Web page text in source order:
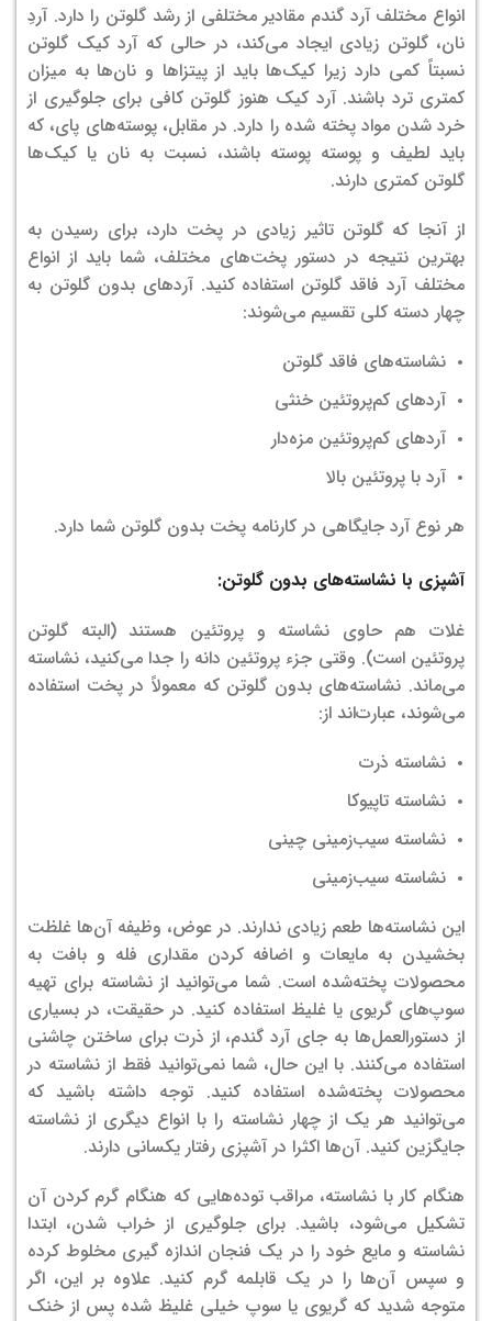
انواع مختلف آرد گندم مقادیر مختلفی از رشد گلوتن را دارد. آردِ
نان، گلوتن زیادی ایجاد می‌کند، در حالی که آرد کیک گلوتن
نسبتاً کمی دارد زیرا کیک‌ها باید از پیتزاها و نان‌ها به میزان
کمتری ترد باشند. آرد کیک هنوز گلوتن کافی برای جلوگیری از
خرد شدن مواد پخته شده را دارد. در مقابل، پوسته‌های پای، که
باید لطیف و پوسته پوسته باشند، نسبت به نان یا کیک‌ها
گلوتن کمتری دارند.
از آنجا که گلوتن تاثیر زیادی در پخت دارد، برای رسیدن به
بهترین نتیجه در دستور پخت‌های مختلف، شما باید از انواع
مختلف آرد فاقد گلوتن استفاده کنید. آردهای بدون گلوتن به
چهار دسته کلی تقسیم می‌شوند:
نشاسته‌های فاقد گلوتن
آردهای کم‌پروتئین خنثی
آردهای کم‌پروتئین مزه‌دار
آرد با پروتئین بالا
هر نوع آرد جایگاهی در کارنامه پخت بدون گلوتن شما دارد.
آشپزی با نشاسته‌های بدون گلوتن:
غلات هم حاوی نشاسته و پروتئین هستند (البته گلوتن
پروتئین است). وقتی جزء پروتئین دانه را جدا می‌کنید، نشاسته
می‌ماند. نشاسته‌های بدون گلوتن که معمولاً در پخت استفاده
می‌شوند، عبارت‌اند از:
نشاسته ذرت
نشاسته تاپیوکا
نشاسته سیب‌زمینی چینی
نشاسته سیب‌زمینی
این نشاسته‌ها طعم زیادی ندارند. در عوض، وظیفه آن‌ها غلظت
بخشیدن به مایعات و اضافه کردن مقداری فله و بافت به
محصولات پخته‌شده است. شما می‌توانید از نشاسته برای تهیه
سوپ‌های گریوی یا غلیظ استفاده کنید. در حقیقت، در بسیاری
از دستور‌العمل‌ها به جای آرد گندم، از ذرت برای ساختن چاشنی
استفاده می‌کنند. با این حال، شما نمی‌توانید فقط از نشاسته در
محصولات پخته‌شده استفاده کنید. توجه داشته باشید که
می‌توانید هر یک از چهار نشاسته را با انواع دیگری از نشاسته
جایگزین کنید. آن‌ها اکثرا در آشپزی رفتار یکسانی دارند.
هنگام کار با نشاسته، مراقب توده‌هایی که هنگام گرم کردن آن
تشکیل می‌شود، باشید. برای جلوگیری از خراب شدن، ابتدا
نشاسته و مایع خود را در یک فنجان اندازه گیری مخلوط کرده
و سپس آن‌ها را در یک قابلمه گرم کنید. علاوه بر این، اگر
متوجه شدید که گریوی یا سوپ خیلی غلیظ شده پس از خنک